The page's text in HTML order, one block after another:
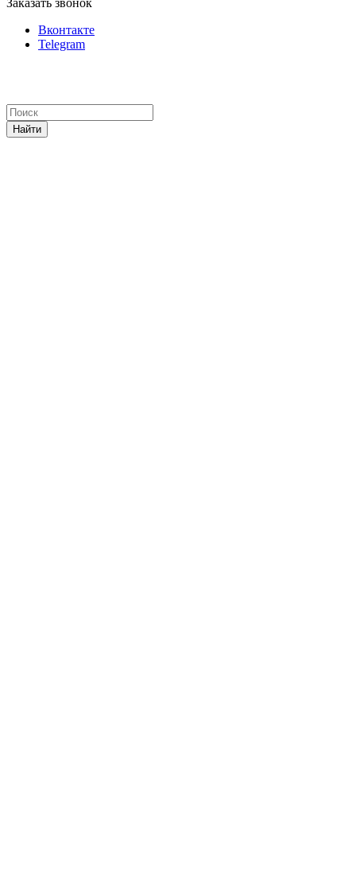
Вконтакте
Telegram
Найти